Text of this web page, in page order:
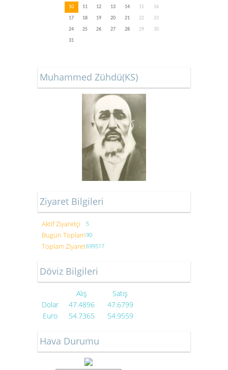
10
11 12 13 14 15
16
17
18 19 20 21 22
23
24
25 26 27 28 29
30
31
Muhammed Zühdü(KS)
Ziyaret Bilgileri
Aktif Ziyaretçi 5
Bugün Toplam90
Toplam Ziyaret699517
Döviz Bilgileri
Alış
Satış
Dolar
47.4896
47.6799
Euro
54.7365 54.9559
Hava Durumu